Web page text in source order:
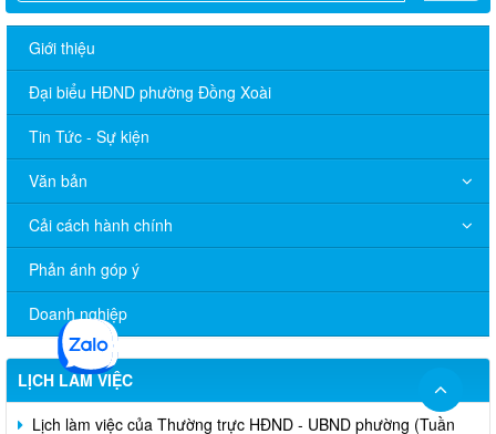
Giới thiệu
Đại biểu HĐND phường Đồng Xoài
Tin Tức - Sự kiện
Văn bản
Cải cách hành chính
Phản ánh góp ý
Doanh nghiệp
LỊCH LÀM VIỆC
Lịch làm việc của Thường trực HĐND - UBND phường (Tuần
thứ 31, từ ngày 03/8/2026 đến ngày 09/8/2026)